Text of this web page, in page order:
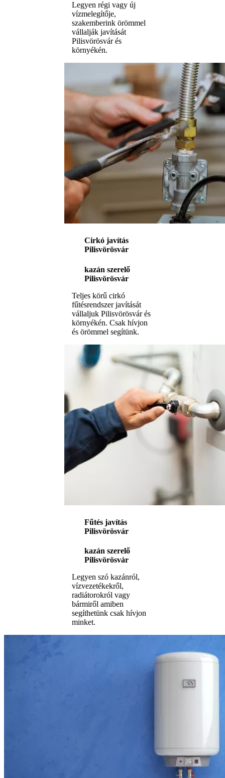
Legyen régi vagy új
vízmelegítője,
szakemberink örömmel
vállalják javítását
Pilisvörösvár és
környékén.
Cirkó javítás
Pilisvörösvár
kazán szerelő
Pilisvörösvár
Teljes körű cirkó
fűtésrendszer javítását
vállaljuk Pilisvörösvár és
környékén. Csak hívjon
és örömmel segítünk.
Fűtés javítás
Pilisvörösvár
kazán szerelő
Pilisvörösvár
Legyen szó kazánról,
vízvezetékekről,
radiátorokról vagy
bármiről amiben
segíthetünk csak hívjon
minket.